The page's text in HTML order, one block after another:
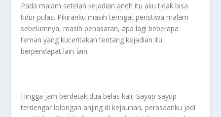
Pada malam setelah kejadian aneh itu aku tidak bisa
tidur pulas. Pikiranku masih teringat peristiwa malam
sebelumnya, masih penasaran, apa lagi beberapa
teman yang kuceritakan tentang kejadian itu
berpendapat lain-lain.
Hingga jam berdetak dua belas kali, Sayup-sayup
terdengar lolongan anjing di kejauhan, perasaanku jadi